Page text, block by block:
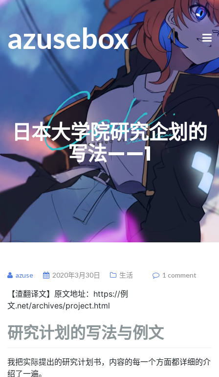
azusebox
日本大学院研究企划的
写法——1
azuse 2020年3月30日 生活 1 comment
【渣翻译文】原文地址：https://例
文.net/archives/project.html
研究计划的写法与例文
我把实际提出的研究计划书，内容的每一个方面都详细的介
绍了一遍。